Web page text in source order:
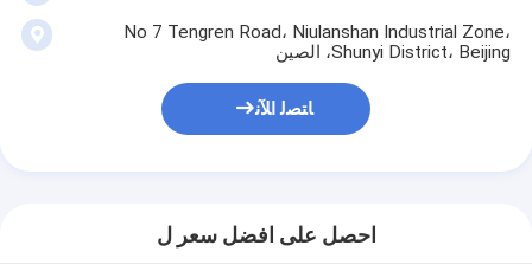
No 7 Tengren Road، Niulanshan Industrial Zone،
Shunyi District، Beijing، الصين
ﺎﺘﺼﻟ ﺍﻶﻧ
احصل على افضل سعر ل